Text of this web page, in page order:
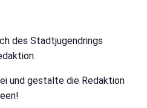
des Stadtjugendrings
und gestalte die Redaktion